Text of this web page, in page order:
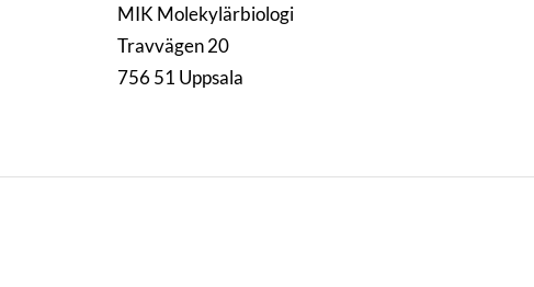
MIK Molekylärbiologi
Travvägen 20
756 51 Uppsala